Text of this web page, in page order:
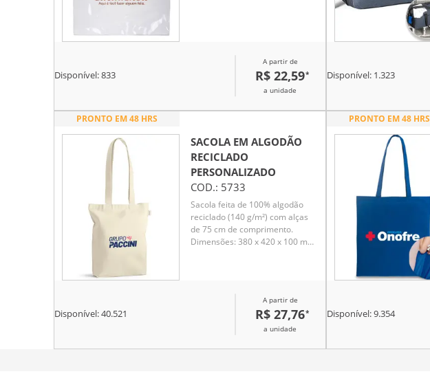
Disponível:833
A partir de
R$ 22,59*
a unidade
Disponível: 1.323
PRONTO EM 48 HRS
SACOLA EM ALGODÃO
RECICLADO
PERSONALIZADO
COD.: 5733
Sacola feita de 100% algodão
reciclado (140 g/m²) com alças
de 75 cm de comprimento.
Dimensões: 380 x 420 x 100 mm.
Disponível:40.521
A partir de
R$ 27,76*
a unidade
PRONTO EM 48 HRS
Disponível:9.354